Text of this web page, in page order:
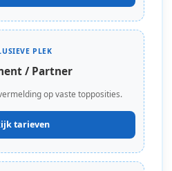
PLEK
/ Partner
op vaste topposities.
tarieven